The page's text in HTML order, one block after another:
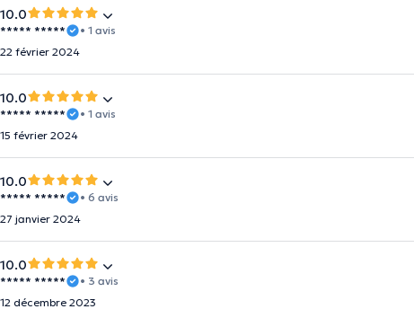
10.0
***** *****
• 1 avis
22 février 2024
10.0
***** *****
• 1 avis
15 février 2024
10.0
***** *****
• 6 avis
27 janvier 2024
10.0
***** *****
• 3 avis
12 décembre 2023